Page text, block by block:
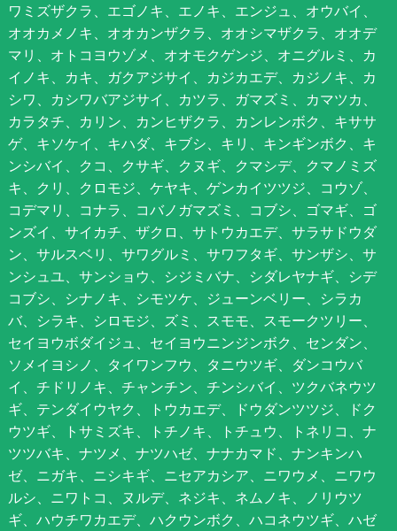
ワミズザクラ、エゴノキ、エノキ、エンジュ、オウバイ、
オオカメノキ、オオカンザクラ、オオシマザクラ、オオデ
マリ、オトコヨウゾメ、オオモクゲンジ、オニグルミ、カ
イノキ、カキ、ガクアジサイ、カジカエデ、カジノキ、カ
シワ、カシワバアジサイ、カツラ、ガマズミ、カマツカ、
カラタチ、カリン、カンヒザクラ、カンレンボク、キササ
ゲ、キソケイ、キハダ、キブシ、キリ、キンギンボク、キ
ンシバイ、クコ、クサギ、クヌギ、クマシデ、クマノミズ
キ、クリ、クロモジ、ケヤキ、ゲンカイツツジ、コウゾ、
コデマリ、コナラ、コバノガマズミ、コブシ、ゴマギ、ゴ
ンズイ、サイカチ、ザクロ、サトウカエデ、サラサドウダ
ン、サルスベリ、サワグルミ、サワフタギ、サンザシ、サ
ンシュユ、サンショウ、シジミバナ、シダレヤナギ、シデ
コブシ、シナノキ、シモツケ、ジューンベリー、シラカ
バ、シラキ、シロモジ、ズミ、スモモ、スモークツリー、
セイヨウボダイジュ、セイヨウニンジンボク、センダン、
ソメイヨシノ、タイワンフウ、タニウツギ、ダンコウバ
イ、チドリノキ、チャンチン、チンシバイ、ツクバネウツ
ギ、テンダイウヤク、トウカエデ、ドウダンツツジ、ドク
ウツギ、トサミズキ、トチノキ、トチュウ、トネリコ、ナ
ツツバキ、ナツメ、ナツハゼ、ナナカマド、ナンキンハ
ゼ、ニガキ、ニシキギ、ニセアカシア、ニワウメ、ニワウ
ルシ、ニワトコ、ヌルデ、ネジキ、ネムノキ、ノリウツ
ギ、ハウチワカエデ、ハクウンボク、ハコネウツギ、ハゼ